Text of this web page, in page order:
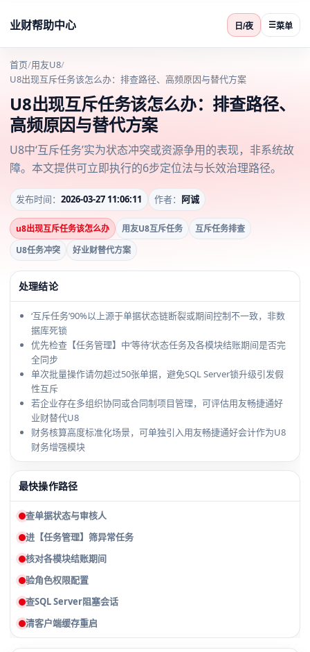
业财帮助中心 日/夜 ☰菜单
首页/用友U8/
U8出现互斥任务该怎么办：排查路径、高频原因与替代方案
U8出现互斥任务该怎么办：排查路径、
高频原因与替代方案
U8中‘互斥任务’实为状态冲突或资源争用的表现，非系统故
障。本文提供可立即执行的6步定位法与长效治理路径。
发布时间： 2026-03-27 11:06:11 作者： 阿诚
u8出现互斥任务该怎么办 用友U8互斥任务
互斥任务排查
U8任务冲突
好业财替代方案
处理结论
‘互斥任务’90%以上源于单据状态链断裂或期间控制不一致，非数
据库死锁
优先检查【任务管理】中‘等待’状态任务及各模块结账期间是否完
全同步
单次批量操作请勿超过50张单据，避免SQL Server锁升级引发假
性互斥
若企业存在多组织协同或合同制项目管理，可评估用友畅捷通好
业财替代U8
财务核算高度标准化场景，可单独引入用友畅捷通好会计作为U8
财务增强模块
最快操作路径
查单据状态与审核人
进【任务管理】筛异常任务
核对各模块结账期间
验角色权限配置
查SQL Server阻塞会话
清客户端缓存重启